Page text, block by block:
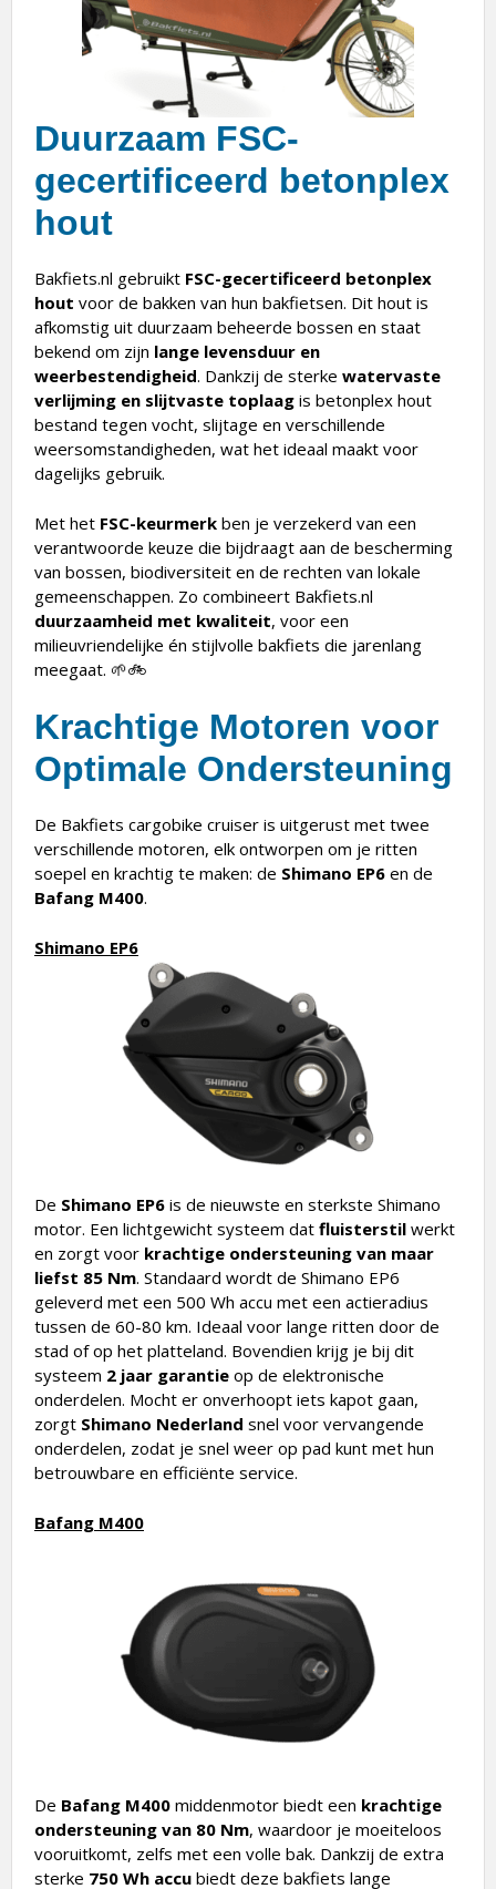
Duurzaam FSC-
gecertificeerd betonplex
hout
houtvoor de bakken van hun bakfietsen. Dit hout is
afkomstig uit duurzaam beheerde bossen en staat
bekend om zijnlange levensduur en
weerbestendigheid. Dankzij de sterke
verlijming en slijtvaste toplaagis betonplex hout
bestand tegen vocht, slijtage en verschillende
weersomstandigheden, wat het ideaal maakt voor
dagelijks gebruik.
verantwoorde keuze die bijdraagt aan de bescherming
van bossen, biodiversiteit en de rechten van lokale
gemeenschappen. Zo combineert Bakfiets.nl
duurzaamheid met kwaliteit, voor een
milieuvriendelijke én stijlvolle bakfiets die jarenlang
meegaat. 🌱🚲
Krachtige Motoren voor
Optimale Ondersteuning
verschillende motoren, elk ontworpen om je ritten
soepel en krachtig te maken: deShimano EP6en de
Bafang M400.
motor. Een lichtgewicht systeem datfluisterstilwerkt
en zorgt voorkrachtige ondersteuning van maar
liefst 85 Nm. Standaard wordt de Shimano EP6
geleverd met een 500 Wh accu met een actieradius
tussen de 60-80 km. Ideaal voor lange ritten door de
stad of op het platteland. Bovendien krijg je bij dit
systeem2 jaar garantie op de elektronische
onderdelen. Mocht er onverhoopt iets kapot gaan,
zorgtShimano Nederlandsnel voor vervangende
onderdelen, zodat je snel weer op pad kunt met hun
betrouwbare en efficiënte service.
ondersteuning van 80 Nm, waardoor je moeiteloos
vooruitkomt, zelfs met een volle bak. Dankzij de extra
sterke750 Wh accubiedt deze bakfiets lange
actieradius en betrouwbare prestaties. De2 jaar